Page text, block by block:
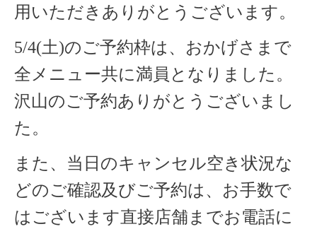
用いただきありがとうございます。
5/4(土)のご予約枠は、おかげさまで
全メニュー共に満員となりました。
沢山のご予約ありがとうございまし
た。
また、当日のキャンセル空き状況な
どのご確認及びご予約は、お手数で
はございます直接店舗までお電話に